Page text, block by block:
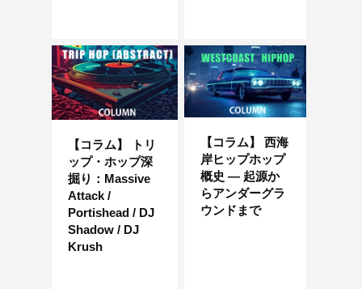
【コラム】 トリ
ップ・ホップ深
掘り：Massive
Attack /
Portishead / DJ
Shadow / DJ
Krush
【コラム】 西海
岸ヒップホップ
概史 — 起源か
らアンダーグラ
ウンドまで